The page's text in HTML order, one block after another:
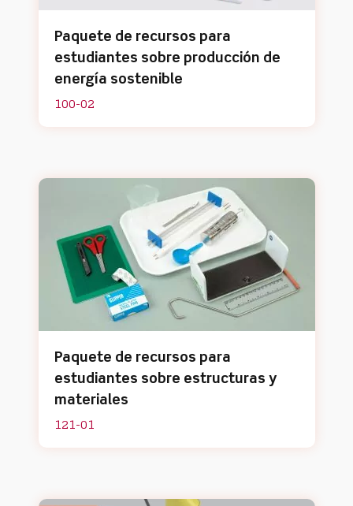
Paquete de recursos para
estudiantes sobre producción de
energía sostenible
100-02
Paquete de recursos para
estudiantes sobre estructuras y
materiales
121-01